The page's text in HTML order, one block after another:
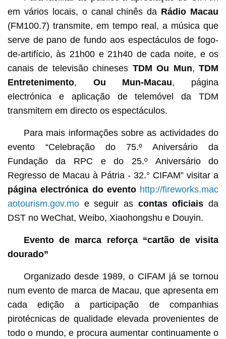
em vários locais, o canal chinês da Rádio Macau
(FM100.7) transmite, em tempo real, a música que
serve de pano de fundo aos espectáculos de fogo-
de-artifício, às 21h00 e 21h40 de cada noite, e os
canais de televisão chineses TDM Ou Mun,TDM
Entretenimento, Ou Mun-Macau, página
electrónica e aplicação de telemóvel da TDM
transmitem em directo os espectáculos.
Para mais informações sobre as actividades do
evento “Celebração do 75.º Aniversário da
Fundação da RPC e do 25.º Aniversário do
Regresso de Macau à Pátria - 32.° CIFAM” visitar a
página electrónica do evento http://fireworks.mac
aotourism.gov.moe seguir as contas oficiais da
DST no WeChat, Weibo, Xiaohongshu e Douyin.
Evento de marca reforça “cartão de visita
dourado”
Organizado desde 1989, o CIFAM já se tornou
num evento de marca de Macau, que apresenta em
cada edição a participação de companhias
pirotécnicas de qualidade elevada provenientes de
todo o mundo, e procura aumentar continuamente o